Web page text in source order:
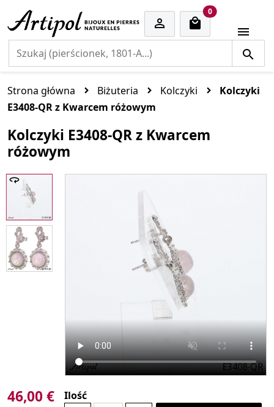

0cart items

Strona główna Biżuteria Kolczyki
Kolczyki
E3408-QR z Kwarcem różowym
Kolczyki E3408-QR z Kwarcem
różowym
46,00 € Ilość